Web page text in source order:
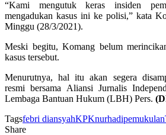
“Kami mengutuk keras insiden
mengadukan kasus ini ke polisi,” kata
Minggu (28/3/2021).
Meski begitu, Komang belum
kasus tersebut.
Menurutnya, hal itu akan segera
resmi bersama Aliansi Jurnalis
Lembaga Bantuan Hukum (LBH) Pers.
Tagsfebri diansyahKPKnurhadipemukulan
Share